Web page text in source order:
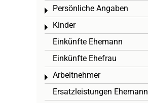
Persönliche Angaben
Toggle menu
Kinder
Toggle menu
Einkünfte Ehemann
Einkünfte Ehefrau
Arbeitnehmer
Toggle menu
Ersatzleistungen Ehemann